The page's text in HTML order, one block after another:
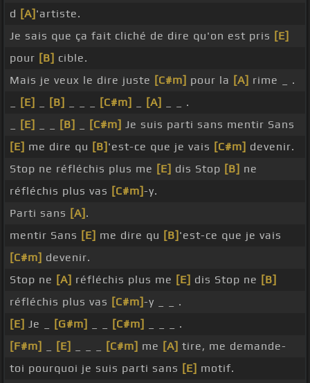
d [A] 'artiste.
Je sais que ça fait cliché de dire qu'on est pris [E]
pour [B] cible.
Mais je veux le dire juste [C#m] pour la [A] rime _ .
[E] [B] [C#m] [A]
_ _ .
[E] [B] [C#m] Je suis parti sans mentir Sans
[E] me dire qu [B] 'est-ce que je vais [C#m] devenir.
Stop ne réfléchis plus me [E] dis Stop [B] ne
réfléchis plus vas [C#m]-y.
Parti sans [A] .
mentir Sans [E] me dire qu [B] 'est-ce que je vais
[C#m] devenir.
Stop ne [A] réfléchis plus me [E] dis Stop ne [B]
réfléchis plus vas [C#m]-y _ _ .
[E] Je _ [G#m] [C#m]
_ _ _ .
[F#m]
[E] [C#m] me [A] tire, me demande-
toi pourquoi je suis parti sans [E] motif.